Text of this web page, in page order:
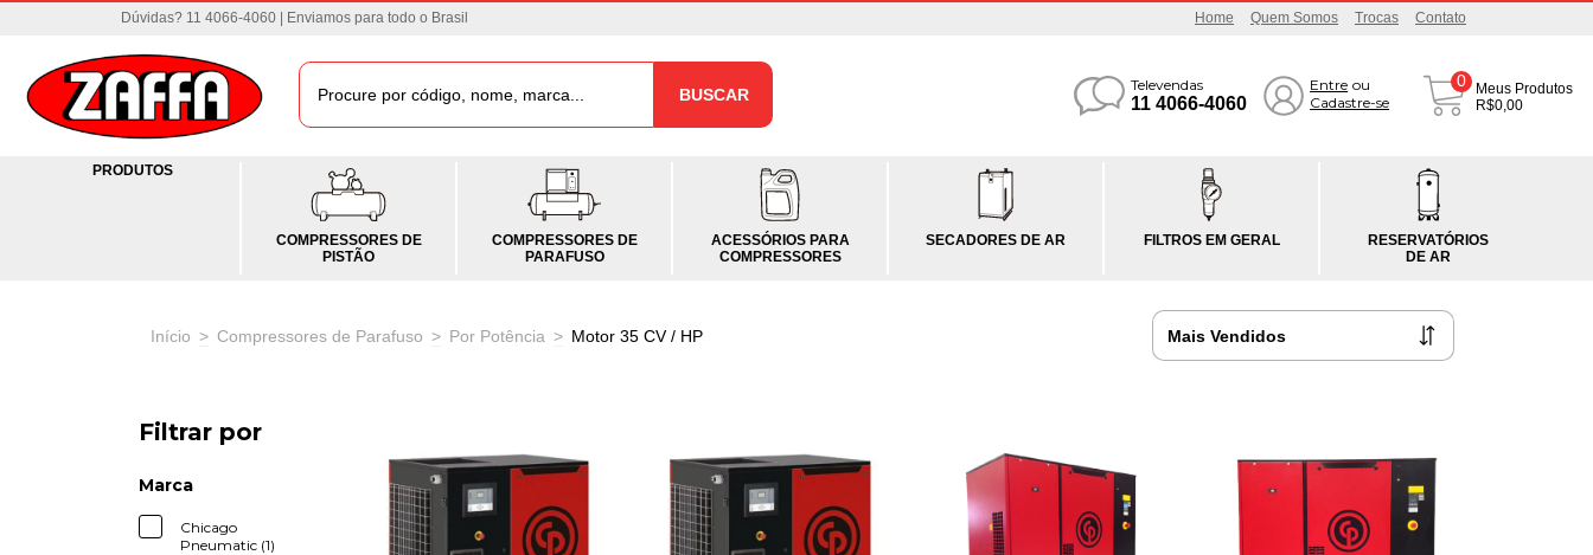
Dúvidas? 11 4066-4060 | Enviamos para todo o Brasil Home Quem Somos Trocas Contato
BUSCAR
Televendas
11 4066-4060
Entre ou
Cadastre-se
0
Meus Produtos
R$0,00
PRODUTOS
COMPRESSORES DE
PISTÃO
COMPRESSORES DE
PARAFUSO
ACESSÓRIOS PARA
COMPRESSORES
SECADORES DE AR FILTROS EM GERAL
RESERVATÓRIOS
DE AR
Início > Compressores de Parafuso > Por Potência > Motor 35 CV / HP
Filtrar por
Marca
Chicago
Pneumatic (1)